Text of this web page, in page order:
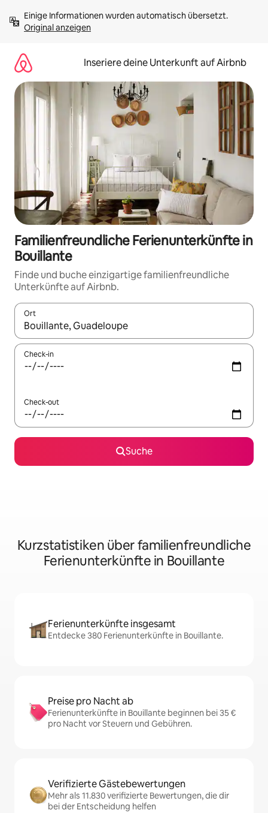
Inhalten
springenOriginal anzeigen
Inseriere deine Unterkunft auf Airbnb
Familienfreundliche Ferienunterkünfte in
Bouillante
Finde und buche einzigartige familienfreundliche
Unterkünfte auf Airbnb.
Ort
Wenn Ergebnisse verfügbar sind, navigiere mit den
Check-in
Check-out
Suche
Kurzstatistiken über familienfreundliche
Ferienunterkünfte in Bouillante
Ferienunterkünfte insgesamt
Entdecke 380 Ferienunterkünfte in Bouillante.
Preise pro Nacht ab
Ferienunterkünfte in Bouillante beginnen bei 35 €
pro Nacht vor Steuern und Gebühren.
Verifizierte Gästebewertungen
Mehr als 11.830 verifizierte Bewertungen, die dir
bei der Entscheidung helfen